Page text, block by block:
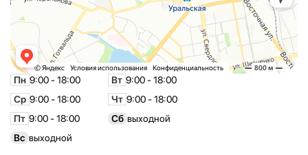
Пн 9:00 - 18:00 Вт 9:00 - 18:00
Ср 9:00 - 18:00 Чт 9:00 - 18:00
Пт 9:00 - 18:00 Сб выходной
Вс выходной